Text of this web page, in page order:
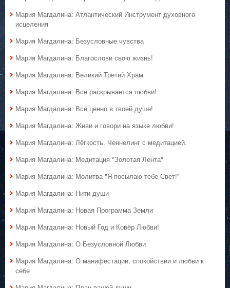
Мария Магдалина: Атлантический Инструмент духовного
исцеления
Мария Магдалина: Безусловные чувства
Мария Магдалина: Благослови свою жизнь!
Мария Магдалина: Великий Третий Храм
Мария Магдалина: Всё раскрывается любви!
Мария Магдалина: Всё ценно в твоей душе!
Мария Магдалина: Живи и говори на языке любви!
Мария Магдалина: Лёгкость. Ченнелинг с медитацией.
Мария Магдалина: Медитация "Золотая Лента"
Мария Магдалина: Молитва "Я посылаю тебе Свет!"
Мария Магдалина: Нити души
Мария Магдалина: Новая Программа Земли
Мария Магдалина: Новый Год и Ковёр Любви!
Мария Магдалина: О Безусловной Любви
Мария Магдалина: О манифестации, спокойствии и любви к
себе